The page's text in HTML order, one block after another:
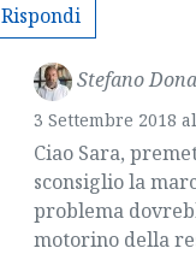
Rispondi
Stefano
3 Settembre 2018
Ciao Sara,
sconsiglio la
problema
motorino della